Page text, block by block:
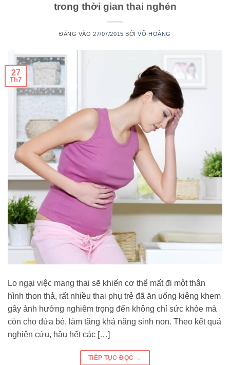
trong thời gian thai nghén
ĐĂNG VÀO27/07/2015 BỞIVÕ HOÀNG
27
Th7
Lo ngại việc mang thai sẽ khiến cơ thể mất đi một thân
hình thon thả, rất nhiều thai phụ trẻ đã ăn uống kiêng khem
gây ảnh hưởng nghiêm trọng đến không chỉ sức khỏe mà
còn cho đứa bé, làm tăng khả năng sinh non. Theo kết quả
nghiên cứu, hầu hết các […]
TIẾP TỤC ĐỌC →